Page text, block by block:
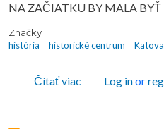
NA ZAČIATKU BY MALA BYŤ
Značky
história
historické centrum
Čítať viaco KATOVA
Log inor